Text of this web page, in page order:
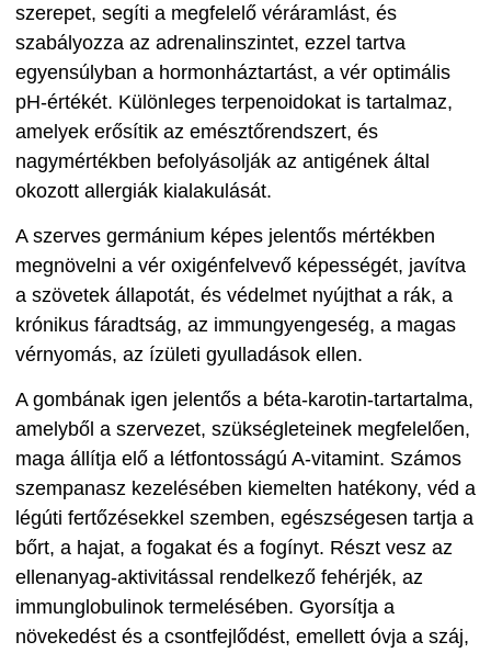
szerepet, segíti a megfelelő véráramlást, és
szabályozza az adrenalinszintet, ezzel tartva
egyensúlyban a hormonháztartást, a vér optimális
pH-értékét. Különleges terpenoidokat is tartalmaz,
amelyek erősítik az emésztőrendszert, és
nagymértékben befolyásolják az antigének által
okozott allergiák kialakulását.
A szerves germánium képes jelentős mértékben
megnövelni a vér oxigénfelvevő képességét, javítva
a szövetek állapotát, és védelmet nyújthat a rák, a
krónikus fáradtság, az immungyengeség, a magas
vérnyomás, az ízületi gyulladások ellen.
A gombának igen jelentős a béta-karotin-tartartalma,
amelyből a szervezet, szükségleteinek megfelelően,
maga állítja elő a létfontosságú A-vitamint. Számos
szempanasz kezelésében kiemelten hatékony, véd a
légúti fertőzésekkel szemben, egészségesen tartja a
bőrt, a hajat, a fogakat és a fogínyt. Részt vesz az
ellenanyag-aktivitással rendelkező fehérjék, az
immunglobulinok termelésében. Gyorsítja a
növekedést és a csontfejlődést, emellett óvja a száj,